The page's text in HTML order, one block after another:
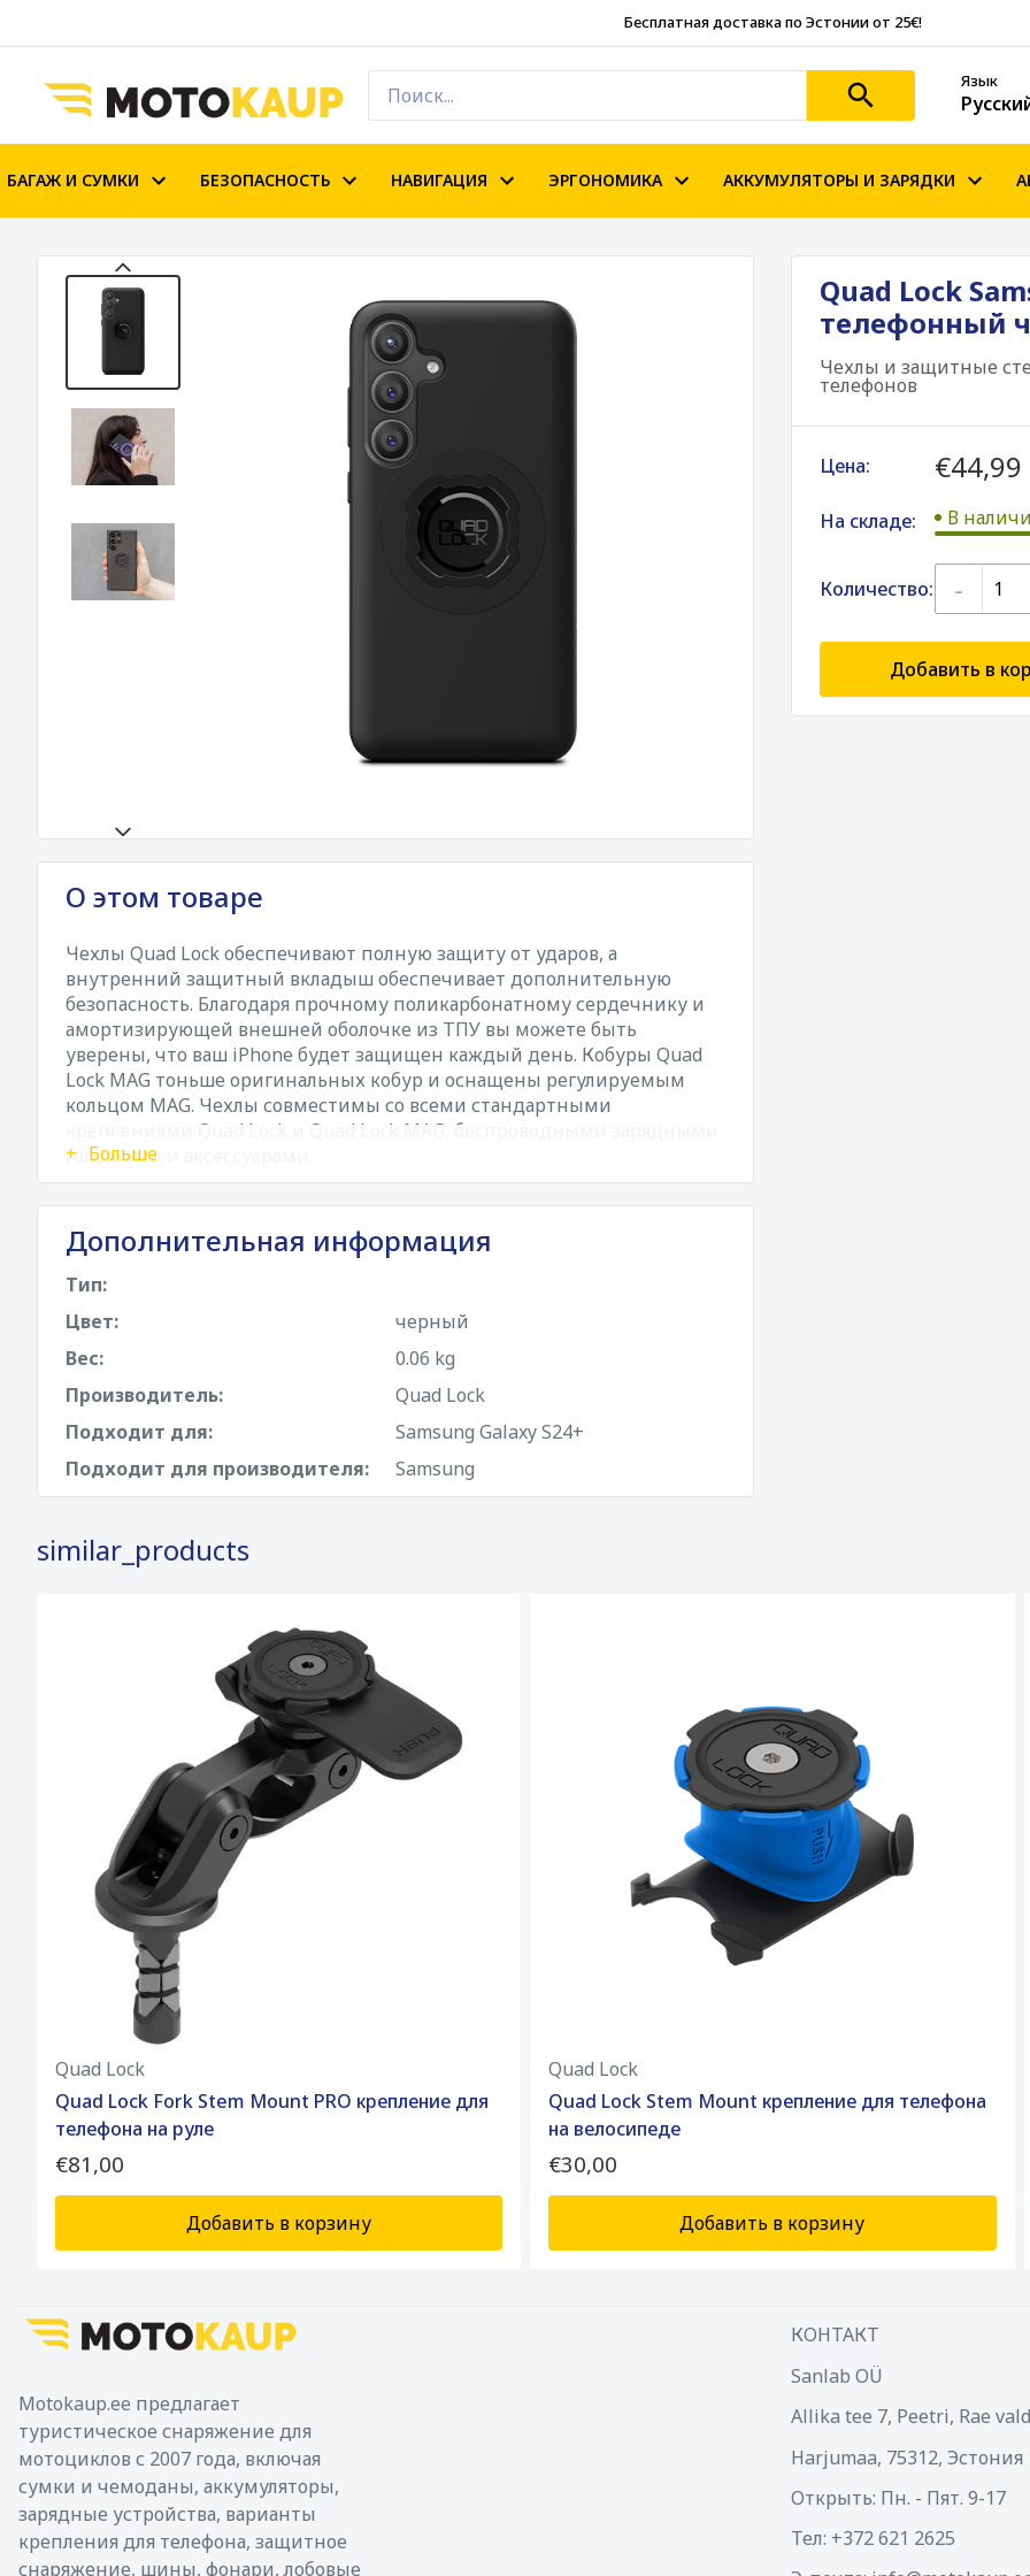
Бесплатная доставка по Эстонии от 25€!
Язык
БАГАЖ И СУМКИ БЕЗОПАСНОСТЬ НАВИГАЦИЯ ЭРГОНОМИКА АККУМУЛЯТОРЫ И ЗАРЯДКИ
Quad Lock
телефонный
Чехлы и защитные
телефонов
Цена: €44,99
На складе: В
Количество: -
Добавить в
О этом товаре
Чехлы Quad Lock обеспечивают полную защиту от ударов, а
внутренний защитный вкладыш обеспечивает дополнительную
безопасность. Благодаря прочному поликарбонатному сердечнику и
амортизирующей внешней оболочке из ТПУ вы можете быть
уверены, что ваш iPhone будет защищен каждый день. Кобуры Quad
Lock MAG тоньше оригинальных кобур и оснащены регулируемым
кольцом MAG. Чехлы совместимы со всеми стандартными
креплениями Quad Lock и Quad Lock MAG, беспроводными зарядными
головками и аксессуарами.
Больше
Дополнительная информация
Тип:
Цвет:
черный
Вес:
0.06 kg
Производитель:
Quad Lock
Подходит для:
Samsung Galaxy S24+
Подходит для производителя:
Samsung
similar_products
Quad Lock
Quad Lock Fork Stem Mount PRO крепление для
телефона на руле
€81,00
Добавить в корзину
Quad Lock
Quad Lock Stem Mount крепление для телефона
на велосипеде
€30,00
Добавить в корзину
Motokaup.ee предлагает
туристическое снаряжение для
мотоциклов с 2007 года, включая
сумки и чемоданы, аккумуляторы,
зарядные устройства, варианты
крепления для телефона, защитное
снаряжение, шины, фонари, лобовые
КОНТАКТ
Sanlab OÜ
Allika tee 7, Peetri, Rae vald
Harjumaa, 75312, Эстония
Открыть: Пн. - Пят. 9-17
Тел: +372 621 2625